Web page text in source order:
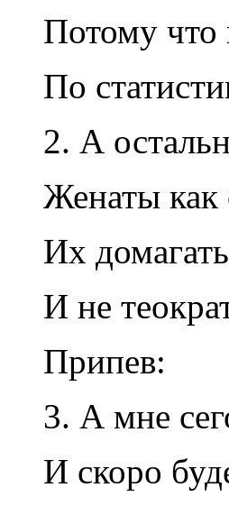
Потому что
По
2. А
Женаты
Их
И не
Припев:
3. А мне
И скоро